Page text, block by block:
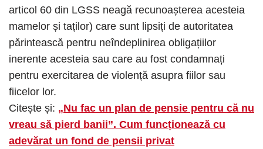
articol 60 din LGSS neagă recunoașterea acesteia
mamelor și taților) care sunt lipsiți de autoritatea
părintească pentru neîndeplinirea obligațiilor
inerente acesteia sau care au fost condamnați
pentru exercitarea de violență asupra fiilor sau
fiicelor lor.
Citește și: „Nu fac un plan de pensie pentru că nu
vreau să pierd banii”. Cum funcționează cu
adevărat un fond de pensii privat